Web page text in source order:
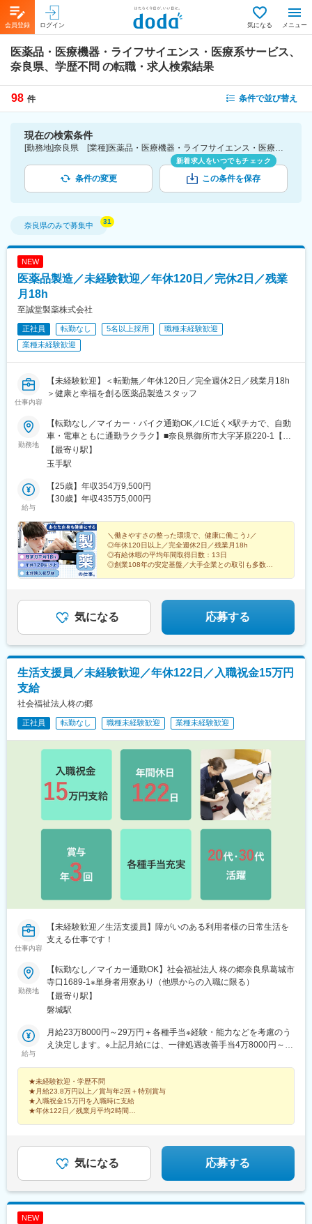
会員登録 ログイン 気になる メニュー
医薬品・医療機器・ライフサイエンス・医療系サービス、
奈良県、学歴不問 の転職・求人検索結果
98 件 条件で並び替え
現在の検索条件
[勤務地]奈良県 [業種]医薬品・医療機器・ライフサイエンス・医療系サービス [こだわり条件ピックアップ]学歴不問 [詳細条件](募集・採用情報)学歴不問
条件の変更
新着求人をいつでもチェック
この条件を保存
奈良県のみで募集中
NEW
医薬品製造／未経験歓迎／年休120日／完休2日／残業
月18h
至誠堂製薬株式会社
正社員 転勤なし 5名以上採用
職種未経験歓迎
業種未経験歓迎
仕事内容
【未経験歓迎】＜転勤無／年休120日／完全週休2日／残業月18h
＞健康と幸福を創る医薬品製造スタッフ
勤務地
【転勤なし／マイカー・バイク通勤OK／I.C近く×駅チカで、自動
車・電車ともに通勤ラクラク】■奈良県御所市大字茅原220-1【ア
クセス】◎JR和歌山線 玉手駅より徒歩約10分◎近鉄御所線 御所
駅より徒歩約25分◎京奈和道路（大和御所道路） 御所ICを降りて
【最寄り駅】
玉手駅
給与
【25歳】年収354万9,500円
【30歳】年収435万5,000円
＼働きやすさの整った環境で、健康に働こう♪／
◎年休120日以上／完全週休2日／残業月18h
◎有給休暇の平均年間取得日数：13日
◎創業108年の安定基盤／大手企業との取引も多数！
気になる 応募する
生活支援員／未経験歓迎／年休122日／入職祝金15万円
支給
社会福祉法人柊の郷
正社員 転勤なし 職種未経験歓迎 業種未経験歓迎
仕事内容
【未経験歓迎／生活支援員】障がいのある利用者様の日常生活を
支える仕事です！
勤務地
【転勤なし／マイカー通勤OK】社会福祉法人 柊の郷奈良県葛城市
寺口1689-1※単身者用寮あり（他県からの入職に限る）
【最寄り駅】
磐城駅
給与
月給23万8000円～29万円＋各種手当※経験・能力などを考慮のう
え決定します。※上記月給には、一律処遇改善手当4万8000円～6
例】月収約28万3000円内訳：月給19万円＋処遇改善手当4万8000
円＋係手当1万円＋交通費1万円＋夜勤手当2万5000円（5回分）※
資格手当1万円を含む想定例として掲載されているため、適用条件
は要確認
★未経験歓迎・学歴不問
★月給23.8万円以上／賞与年2回＋特別賞与
★入職祝金15万円を入職時に支給
★年休122日／残業月平均2時間
気になる 応募する
NEW